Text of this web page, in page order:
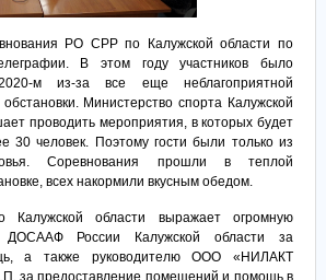
РО СРР по Калужской области по
В этом году участников было
м из-за все еще неблагоприятной
Министерство спорта Калужской
проводить мероприятия, в которых будет
30 человек. Поэтому гости были только из
Соревнования прошли в теплой
всех накормили вкусным обедом.
области выражает огромную
ДОСААФ России Калужской области за
а также руководителю ООО «НИЛАКТ
за предоставление помещений и помощь в